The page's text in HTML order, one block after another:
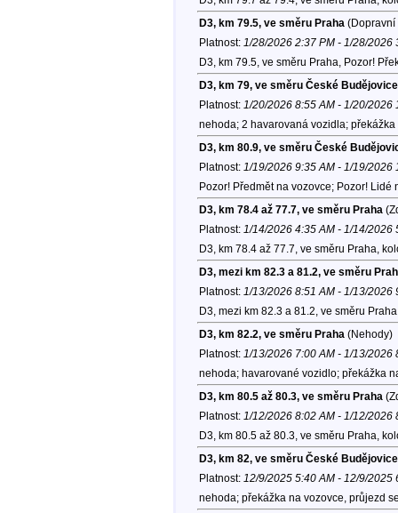
D3, km 79.5, ve směru Praha (Dopravní
Platnost: 1/28/2026 2:37 PM - 1/28/2026
D3, km 79.5, ve směru Praha, Pozor!
D3, km 79, ve směru České Budějovice
Platnost: 1/20/2026 8:55 AM - 1/20/2026
nehoda; 2 havarovaná vozidla;
D3, km 80.9, ve směru České
Platnost: 1/19/2026 9:35 AM - 1/19/2026
Pozor! Předmět na vozovce; Pozor!
D3, km 78.4 až 77.7, ve směru Praha
Platnost: 1/14/2026 4:35 AM - 1/14/2026
D3, km 78.4 až 77.7, ve směru Praha,
D3, mezi km 82.3 a 81.2, ve směru
Platnost: 1/13/2026 8:51 AM - 1/13/2026
D3, mezi km 82.3 a 81.2, ve směru
D3, km 82.2, ve směru Praha (Nehody)
Platnost: 1/13/2026 7:00 AM - 1/13/2026
nehoda; havarované vozidlo; překážka
D3, km 80.5 až 80.3, ve směru Praha
Platnost: 1/12/2026 8:02 AM - 1/12/2026
D3, km 80.5 až 80.3, ve směru Praha,
D3, km 82, ve směru České Budějovice
Platnost: 12/9/2025 5:40 AM - 12/9/2025
nehoda; překážka na vozovce, průjezd